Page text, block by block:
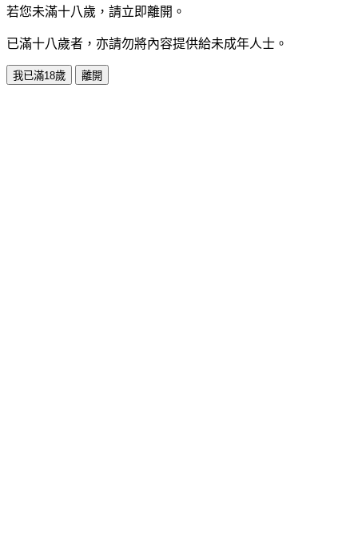
若您未滿十八歲，請立即離開。
已滿十八歲者，亦請勿將內容提供給未成年人士。
我已滿18歲 離開